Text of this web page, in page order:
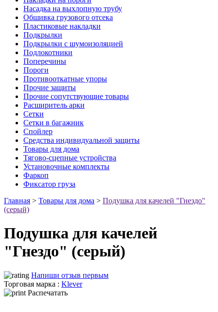
Насадка на выхлопную трубу
Обшивка грузового отсека
Пластиковые накладки
Подкрылки
Подкрылки с шумоизоляцией
Подлокотники
Поперечины
Пороги
Противооткатные упоры
Прочие защиты
Прочие сопутствующие товары
Расширитель арки
Сетки
Сетки в багажник
Спойлер
Средства индивидуальной защиты
Товары для дома
Тягово-сцепные устройства
Установочные комплекты
Фаркоп
Фиксатор груза
Главная > Товары для дома > Подушка для качелей "Гнездо"
(серый)
Подушка для качелей
"Гнездо" (серый)
Напиши отзыв первым
Торговая марка : Klever
Распечатать